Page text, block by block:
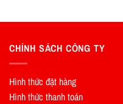
CHÍNH SÁCH CÔNG TY
Hình thức đặt hàng
Hình thức thanh toán